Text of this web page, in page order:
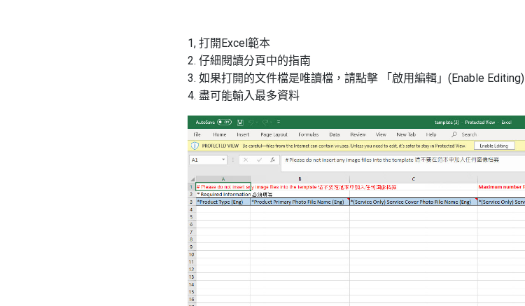
1, 打開Excel範本
2. 仔細閱讀分頁中的指南
3. 如果打開的文件檔是唯讀檔，請點擊 「啟用編輯」(Enable Editing)
4. 盡可能輸入最多資料